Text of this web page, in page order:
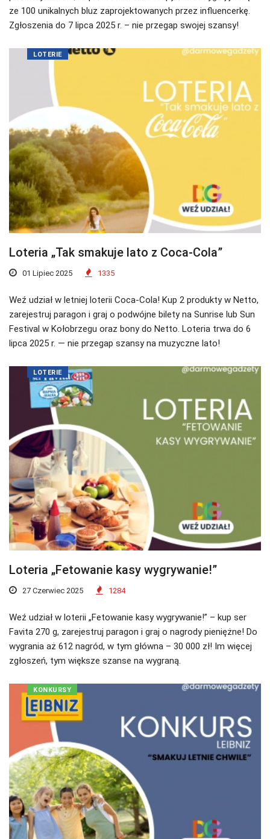
ze 100 unikalnych bluz zaprojektowanych przez influencerkę.
Zgłoszenia do 7 lipca 2025 r. – nie przegap swojej szansy!
LOTERIE
Loteria „Tak smakuje lato z Coca-Cola”
01 Lipiec 2025 1335
Weź udział w letniej loterii Coca-Cola! Kup 2 produkty w Netto,
zarejestruj paragon i graj o podwójne bilety na Sunrise lub Sun
Festival w Kołobrzegu oraz bony do Netto. Loteria trwa do 6
lipca 2025 r. — nie przegap szansy na muzyczne lato!
LOTERIE
Loteria „Fetowanie kasy wygrywanie!”
27 Czerwiec 2025 1284
Weź udział w loterii „Fetowanie kasy wygrywanie!” – kup ser
Favita 270 g, zarejestruj paragon i graj o nagrody pieniężne! Do
wygrania aż 612 nagród, w tym główna – 30 000 zł! Im więcej
zgłoszeń, tym większe szanse na wygraną.
KONKURSY